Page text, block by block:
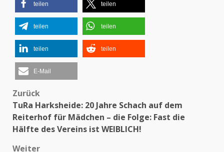
teilen teilen
teilen teilen
teilen teilen
E-Mail
Beitragsnavigation
Zurück
TuRa Harksheide: 20 Jahre Schach auf dem
Reiterhof für Mädchen – die Folge: Fast die
Hälfte des Vereins ist WEIBLICH!
Weiter